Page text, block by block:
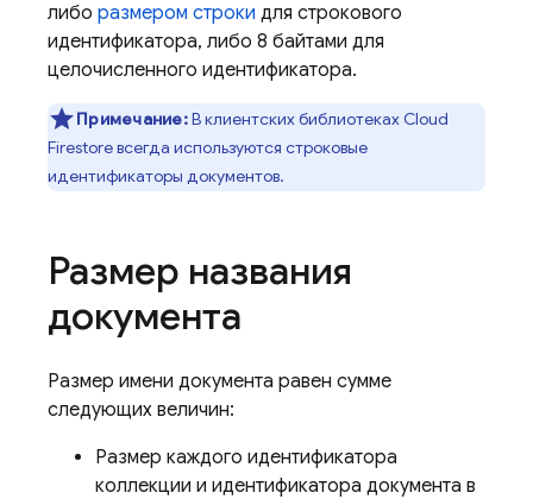
либо размером строки для строкового
идентификатора, либо 8 байтами для
целочисленного идентификатора.
Примечание:В клиентских библиотеках Cloud
Firestoreвсегда используются строковые
идентификаторы документов.
Размер названия
документа
Размер имени документа равен сумме
следующих величин:
Размер каждого идентификатора
коллекции и идентификатора документа в